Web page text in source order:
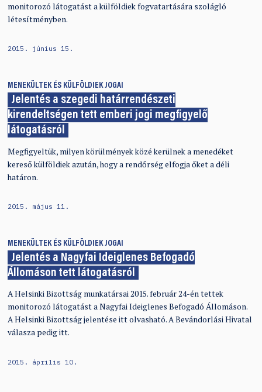
monitorozó látogatást a külföldiek fogvatartására szolágló
létesítményben.
2015. június 15.
MENEKÜLTEK ÉS KÜLFÖLDIEK JOGAI
Jelentés a szegedi határrendészeti
kirendeltségen tett emberi jogi megfigyelő
látogatásról
Megfigyeltük, milyen körülmények közé kerülnek a menedéket
kereső külföldiek azután, hogy a rendőrség elfogja őket a déli
határon.
2015. május 11.
MENEKÜLTEK ÉS KÜLFÖLDIEK JOGAI
Jelentés a Nagyfai Ideiglenes Befogadó
Állomáson tett látogatásról
A Helsinki Bizottság munkatársai 2015. február 24-én tettek
monitorozó látogatást a Nagyfai Ideiglenes Befogadó Állomáson.
A Helsinki Bizottság jelentése itt olvasható. A Bevándorlási Hivatal
válasza pedig itt.
2015. április 10.